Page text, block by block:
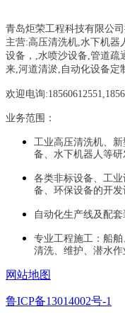
青岛炬荣工程科技有限公
主营:高压清洗机,水下机器
设备， ,水喷沙设备,管道疏
来,河道清淤,自动化设备定
欢迎电询
业务范围：
工业高压清洗机、
备、水下机器人等研
各类非标设备、工
备、环保设备的开发
自动化生产线及配
专业工程施工：船
清洗、维护、潜水作
网站地图
鲁ICP备13014002号-1